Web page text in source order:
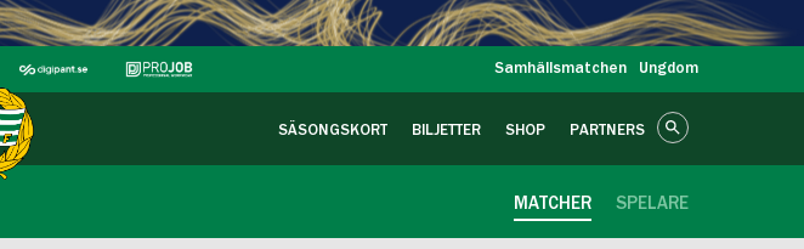
Samhällsmatchen Ungdom
SÄSONGSKORT BILJETTER SHOP PARTNERS
SPELARE
MATCHER